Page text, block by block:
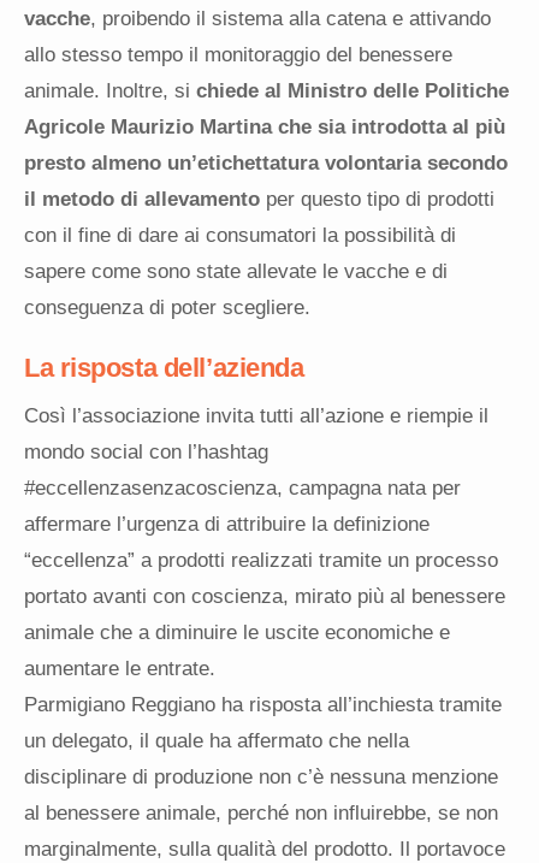
vacche, proibendo il sistema alla catena e attivando
allo stesso tempo il monitoraggio del benessere
animale. Inoltre, si chiede al Ministro delle Politiche
Agricole Maurizio Martina che sia introdotta al più
presto almeno un’etichettatura volontaria secondo
il metodo di allevamento per questo tipo di prodotti
con il fine di dare ai consumatori la possibilità di
sapere come sono state allevate le vacche e di
conseguenza di poter scegliere.
La risposta dell’azienda
Così l’associazione invita tutti all’azione e riempie il
mondo social con l’hashtag
#eccellenzasenzacoscienza, campagna nata per
affermare l’urgenza di attribuire la definizione
“eccellenza” a prodotti realizzati tramite un processo
portato avanti con coscienza, mirato più al benessere
animale che a diminuire le uscite economiche e
aumentare le entrate.
Parmigiano Reggiano ha risposta all’inchiesta tramite
un delegato, il quale ha affermato che nella
disciplinare di produzione non c’è nessuna menzione
al benessere animale, perché non influirebbe, se non
marginalmente, sulla qualità del prodotto. Il portavoce